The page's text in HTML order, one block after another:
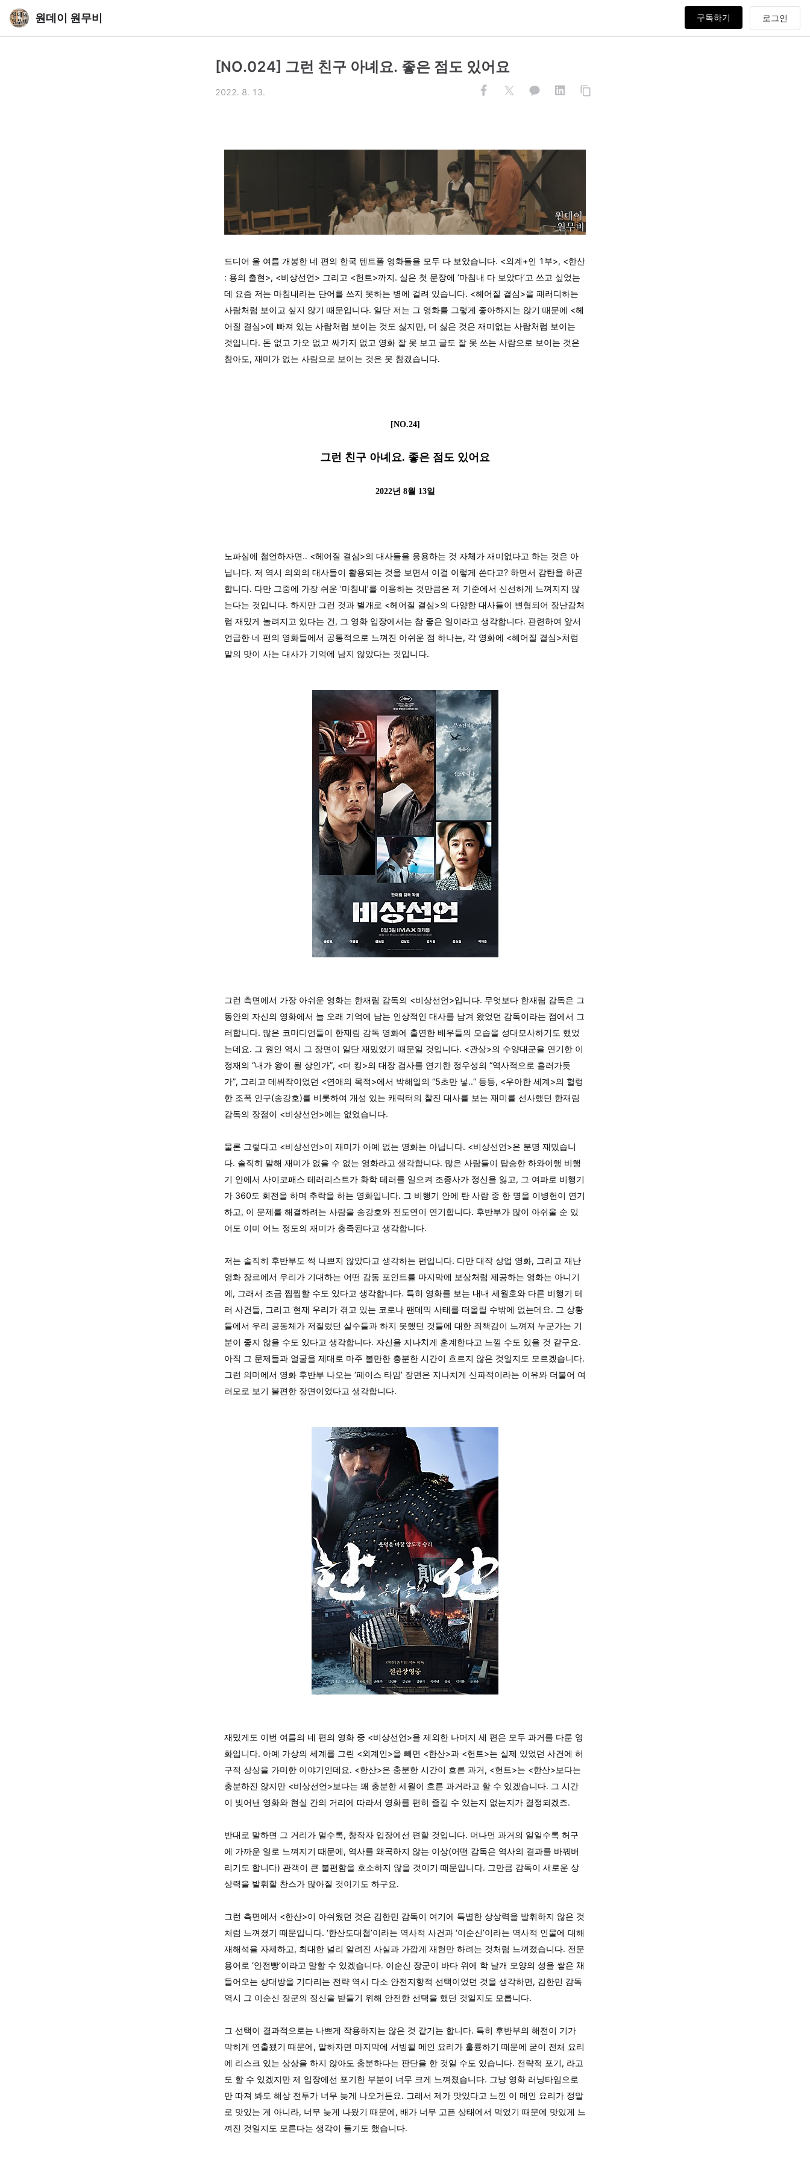
원데이 원무비 구독하기
[NO.024] 그런 친구 아녜요. 좋은 점도 있어요
2022. 8. 13.
드디어 올 여름 개봉한 네 편의 한국 텐트폴 영화들을 모두 다 보았습니다. <외계+인 1부>, <한산
: 용의 출현>, <비상선언> 그리고 <헌트>까지. 실은 첫 문장에 ‘마침내 다 보았다’고 쓰고 싶었는
데 요즘 저는 마침내라는 단어를 쓰지 못하는 병에 걸려 있습니다. <헤어질 결심>을 패러디하는
사람처럼 보이고 싶지 않기 때문입니다. 일단 저는 그 영화를 그렇게 좋아하지는 않기 때문에 <헤
어질 결심>에 빠져 있는 사람처럼 보이는 것도 싫지만, 더 싫은 것은 재미없는 사람처럼 보이는
것입니다. 돈 없고 가오 없고 싸가지 없고 영화 잘 못 보고 글도 잘 못 쓰는 사람으로 보이는 것은
참아도, 재미가 없는 사람으로 보이는 것은 못 참겠습니다.
[NO.24]
그런 친구 아녜요. 좋은 점도 있어요
2022년 8월 13일
노파심에 첨언하자면.. <헤어질 결심>의 대사들을 응용하는 것 자체가 재미없다고 하는 것은 아
닙니다. 저 역시 의외의 대사들이 활용되는 것을 보면서 이걸 이렇게 쓴다고? 하면서 감탄을 하곤
합니다. 다만 그중에 가장 쉬운 ‘마침내’를 이용하는 것만큼은 제 기준에서 신선하게 느껴지지 않
는다는 것입니다. 하지만 그런 것과 별개로 <헤어질 결심>의 다양한 대사들이 변형되어 장난감처
럼 재밌게 놀려지고 있다는 건, 그 영화 입장에서는 참 좋은 일이라고 생각합니다. 관련하여 앞서
언급한 네 편의 영화들에서 공통적으로 느껴진 아쉬운 점 하나는, 각 영화에 <헤어질 결심>처럼
말의 맛이 사는 대사가 기억에 남지 않았다는 것입니다.
그런 측면에서 가장 아쉬운 영화는 한재림 감독의 <비상선언>입니다. 무엇보다 한재림 감독은 그
동안의 자신의 영화에서 늘 오래 기억에 남는 인상적인 대사를 남겨 왔었던 감독이라는 점에서 그
러합니다. 많은 코미디언들이 한재림 감독 영화에 출연한 배우들의 모습을 성대모사하기도 했었
는데요. 그 원인 역시 그 장면이 일단 재밌었기 때문일 것입니다. <관상>의 수양대군을 연기한 이
정재의 “내가 왕이 될 상인가”, <더 킹>의 대장 검사를 연기한 정우성의 “역사적으로 흘러가듯
가”, 그리고 데뷔작이었던 <연애의 목적>에서 박해일의 “5초만 넣..“ 등등, <우아한 세계>의 헐렁
한 조폭 인구(송강호)를 비롯하여 개성 있는 캐릭터의 찰진 대사를 보는 재미를 선사했던 한재림
감독의 장점이 <비상선언>에는 없었습니다.
물론 그렇다고 <비상선언>이 재미가 아예 없는 영화는 아닙니다. <비상선언>은 분명 재밌습니
다. 솔직히 말해 재미가 없을 수 없는 영화라고 생각합니다. 많은 사람들이 탑승한 하와이행 비행
기 안에서 사이코패스 테러리스트가 화학 테러를 일으켜 조종사가 정신을 잃고, 그 여파로 비행기
가 360도 회전을 하며 추락을 하는 영화입니다. 그 비행기 안에 탄 사람 중 한 명을 이병헌이 연기
하고, 이 문제를 해결하려는 사람을 송강호와 전도연이 연기합니다. 후반부가 많이 아쉬울 순 있
어도 이미 어느 정도의 재미가 충족된다고 생각합니다.
저는 솔직히 후반부도 썩 나쁘지 않았다고 생각하는 편입니다. 다만 대작 상업 영화, 그리고 재난
영화 장르에서 우리가 기대하는 어떤 감동 포인트를 마지막에 보상처럼 제공하는 영화는 아니기
에, 그래서 조금 찝찝할 수도 있다고 생각합니다. 특히 영화를 보는 내내 세월호와 다른 비행기 테
러 사건들, 그리고 현재 우리가 겪고 있는 코로나 팬데믹 사태를 떠올릴 수밖에 없는데요. 그 상황
들에서 우리 공동체가 저질렀던 실수들과 하지 못했던 것들에 대한 죄책감이 느껴져 누군가는 기
분이 좋지 않을 수도 있다고 생각합니다. 자신을 지나치게 훈계한다고 느낄 수도 있을 것 같구요.
아직 그 문제들과 얼굴을 제대로 마주 볼만한 충분한 시간이 흐르지 않은 것일지도 모르겠습니다.
그런 의미에서 영화 후반부 나오는 ‘페이스 타임’ 장면은 지나치게 신파적이라는 이유와 더불어 여
러모로 보기 불편한 장면이었다고 생각합니다.
재밌게도 이번 여름의 네 편의 영화 중 <비상선언>을 제외한 나머지 세 편은 모두 과거를 다룬 영
화입니다. 아예 가상의 세계를 그린 <외계인>을 빼면 <한산>과 <헌트>는 실제 있었던 사건에 허
구적 상상을 가미한 이야기인데요. <한산>은 충분한 시간이 흐른 과거, <헌트>는 <한산>보다는
충분하진 않지만 <비상선언>보다는 꽤 충분한 세월이 흐른 과거라고 할 수 있겠습니다. 그 시간
이 빚어낸 영화와 현실 간의 거리에 따라서 영화를 편히 즐길 수 있는지 없는지가 결정되겠죠.
반대로 말하면 그 거리가 멀수록, 창작자 입장에선 편할 것입니다. 머나먼 과거의 일일수록 허구
에 가까운 일로 느껴지기 때문에, 역사를 왜곡하지 않는 이상(어떤 감독은 역사의 결과를 바꿔버
리기도 합니다) 관객이 큰 불편함을 호소하지 않을 것이기 때문입니다. 그만큼 감독이 새로운 상
상력을 발휘할 찬스가 많아질 것이기도 하구요.
그런 측면에서 <한산>이 아쉬웠던 것은 김한민 감독이 여기에 특별한 상상력을 발휘하지 않은 것
처럼 느껴졌기 때문입니다. ‘한산도대첩’이라는 역사적 사건과 ‘이순신’이라는 역사적 인물에 대해
재해석을 자제하고, 최대한 널리 알려진 사실과 가깝게 재현만 하려는 것처럼 느껴졌습니다. 전문
용어로 ‘안전빵’이라고 말할 수 있겠습니다. 이순신 장군이 바다 위에 학 날개 모양의 성을 쌓은 채
들어오는 상대방을 기다리는 전략 역시 다소 안전지향적 선택이었던 것을 생각하면, 김한민 감독
역시 그 이순신 장군의 정신을 받들기 위해 안전한 선택을 했던 것일지도 모릅니다.
그 선택이 결과적으로는 나쁘게 작용하지는 않은 것 같기는 합니다. 특히 후반부의 해전이 기가
막히게 연출됐기 때문에, 말하자면 마지막에 서빙될 메인 요리가 훌륭하기 때문에 굳이 전채 요리
에 리스크 있는 상상을 하지 않아도 충분하다는 판단을 한 것일 수도 있습니다. 전략적 포기, 라고
도 할 수 있겠지만 제 입장에선 포기한 부분이 너무 크게 느껴졌습니다. 그냥 영화 러닝타임으로
만 따져 봐도 해상 전투가 너무 늦게 나오거든요. 그래서 제가 맛있다고 느낀 이 메인 요리가 정말
로 맛있는 게 아니라, 너무 늦게 나왔기 때문에, 배가 너무 고픈 상태에서 먹었기 때문에 맛있게 느
껴진 것일지도 모른다는 생각이 들기도 했습니다.